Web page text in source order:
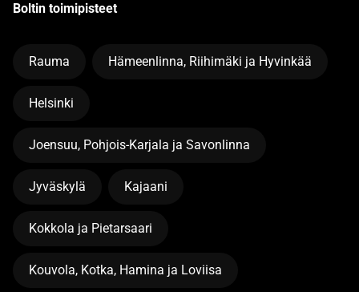
Boltin toimipisteet
Rauma Hämeenlinna, Riihimäki ja Hyvinkää
Helsinki
Joensuu, Pohjois-Karjala ja Savonlinna
Jyväskylä Kajaani
Kokkola ja Pietarsaari
Kouvola, Kotka, Hamina ja Loviisa